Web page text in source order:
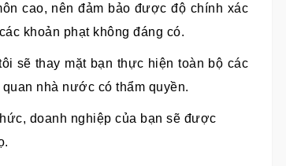
cao, nên đảm bảo được độ chính xác
khoản phạt không đáng có.
sẽ thay mặt bạn thực hiện toàn bộ các
nhà nước có thẩm quyền.
doanh nghiệp của bạn sẽ được